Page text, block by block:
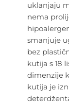
uklanjaju
nema
smanjuje
bez
kutija s 18
dimenzije
kutija je